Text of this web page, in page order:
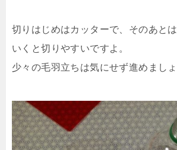
切りはじめはカッターで、そのあと
いくと切りやすいですよ。
少々の毛羽立ちは気にせず進めましょ